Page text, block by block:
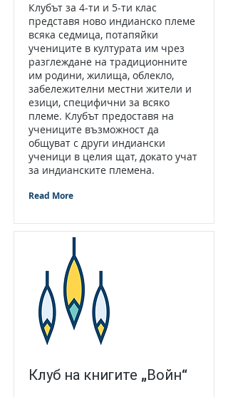
Клубът за 4-ти и 5-ти клас
представя ново индианско племе
всяка седмица, потапяйки
учениците в културата им чрез
разглеждане на традиционните
им родини, жилища, облекло,
забележителни местни жители и
езици, специфични за всяко
племе. Клубът предоставя на
учениците възможност да
общуват с други индиански
ученици в целия щат, докато учат
за индианските племена.
Read More
Клуб на книгите „Войн“